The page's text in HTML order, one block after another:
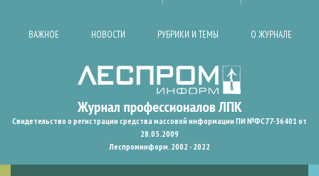
ВАЖНОЕ НОВОСТИ РУБРИКИ И ТЕМЫ О ЖУРНАЛЕ
Свидетельство о регистрации средства массовой информации ПИ №ФС77-36401 от
28.05.2009
Леспроминформ. 2002 - 2022